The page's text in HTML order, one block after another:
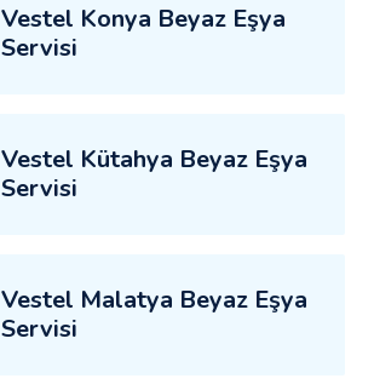
Vestel Konya Beyaz Eşya
Servisi
Vestel Kütahya Beyaz Eşya
Servisi
Vestel Malatya Beyaz Eşya
Servisi